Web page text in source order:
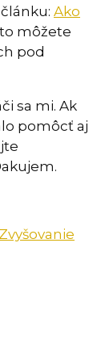
Ako
môžete
pod
sa mi. Ak
pomôcť aj
Zvyšovanie